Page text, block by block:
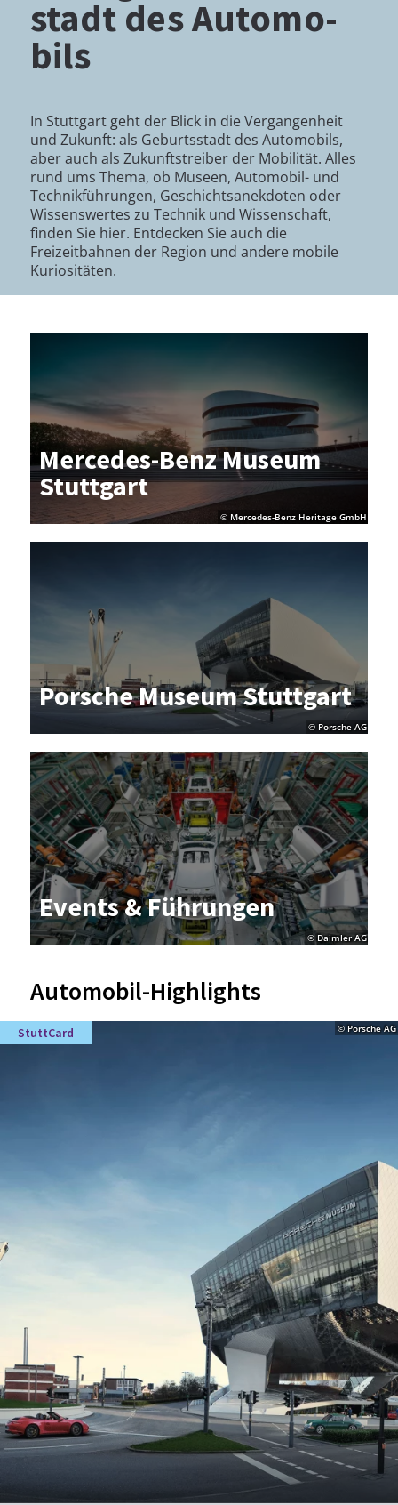
stadt des Au­to­mo­
bils
In Stuttgart geht der Blick in die Vergangenheit
und Zukunft: als Geburtsstadt des Automobils,
aber auch als Zukunftstreiber der Mobilität. Alles
rund ums Thema, ob Museen, Automobil- und
Technikführungen, Geschichtsanekdoten oder
Wissenswertes zu Technik und Wissenschaft,
finden Sie hier. Entdecken Sie auch die
Freizeitbahnen der Region und andere mobile
Kuriositäten.
© Mercedes-Benz Heritage GmbH
Mer­ce­des-Benz Mu­se­um
Stutt­gart
© Porsche AG
Por­sche Mu­se­um Stutt­gart
© Daimler AG
Events & Füh­run­gen
Automobil-Highlights
© Porsche AG
StuttCard